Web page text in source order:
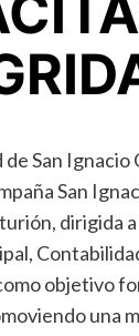
San
San
dirigida
objetivo
una